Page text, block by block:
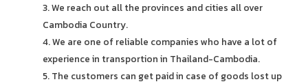
3. We reach out all the provinces and cities all over
Cambodia Country.
4. We are one of reliable companies who have a lot of
experience in transportion in Thailand-Cambodia.
5. The customers can get paid in case of goods lost up